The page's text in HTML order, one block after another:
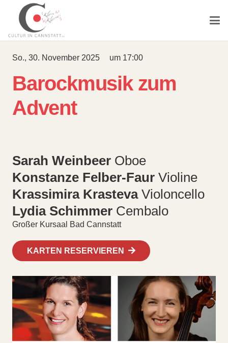
So., 30. November 2025 um 17:00
Barockmusik zum
Advent
Sarah Weinbeer Oboe
Konstanze Felber-Faur Violine
Krassimira KrastevaVioloncello
Lydia Schimmer Cembalo
Großer Kursaal Bad Cannstatt
KARTEN RESERVIEREN